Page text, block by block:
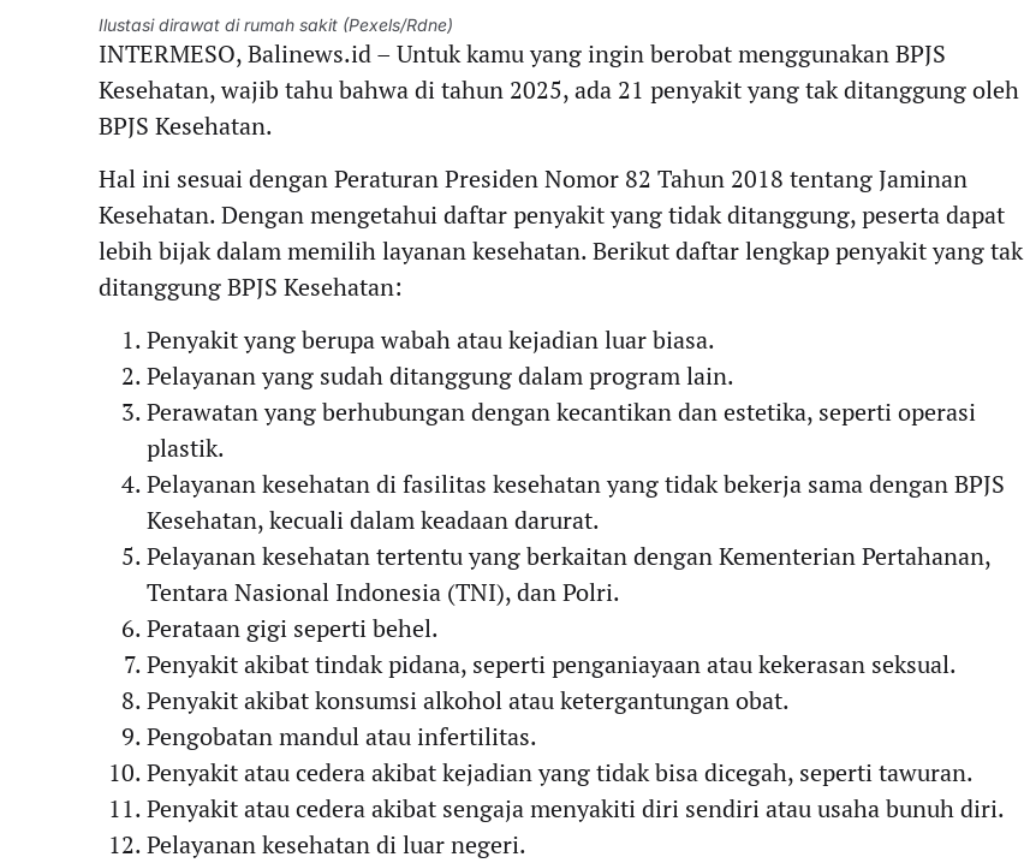
Ilustasi dirawat di rumah sakit (Pexels/Rdne)
INTERMESO, Balinews.id – Untuk kamu yang ingin berobat menggunakan BPJS
Kesehatan, wajib tahu bahwa di tahun 2025, ada 21 penyakit yang tak ditanggung oleh
BPJS Kesehatan.
Hal ini sesuai dengan Peraturan Presiden Nomor 82 Tahun 2018 tentang Jaminan
Kesehatan. Dengan mengetahui daftar penyakit yang tidak ditanggung, peserta dapat
lebih bijak dalam memilih layanan kesehatan. Berikut daftar lengkap penyakit yang tak
ditanggung BPJS Kesehatan:
Penyakit yang berupa wabah atau kejadian luar biasa.
Pelayanan yang sudah ditanggung dalam program lain.
Perawatan yang berhubungan dengan kecantikan dan estetika, seperti operasi
plastik.
Pelayanan kesehatan di fasilitas kesehatan yang tidak bekerja sama dengan BPJS
Kesehatan, kecuali dalam keadaan darurat.
Pelayanan kesehatan tertentu yang berkaitan dengan Kementerian Pertahanan,
Tentara Nasional Indonesia (TNI), dan Polri.
Perataan gigi seperti behel.
Penyakit akibat tindak pidana, seperti penganiayaan atau kekerasan seksual.
Penyakit akibat konsumsi alkohol atau ketergantungan obat.
Pengobatan mandul atau infertilitas.
Penyakit atau cedera akibat kejadian yang tidak bisa dicegah, seperti tawuran.
Penyakit atau cedera akibat sengaja menyakiti diri sendiri atau usaha bunuh diri.
Pelayanan kesehatan di luar negeri.